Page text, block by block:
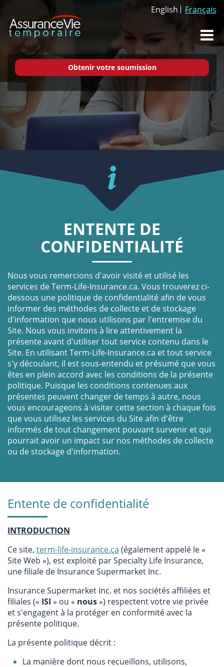
English Français
ENTENTE DE
CONFIDENTIALITÉ
Nous vous remercions d'avoir visité et utilisé les
services de Term-Life-Insurance.ca. Vous trouverez ci-
dessous une politique de confidentialité afin de vous
informer des méthodes de collecte et de stockage
d'information que nous utilisons par l'entremise du
Site. Nous vous invitons à lire attentivement la
présente avant d'utiliser tout service contenu dans le
Site. En utilisant Term-Life-Insurance.ca et tout service
s'y découlant, il est sous-entendu et présumé que vous
êtes en plein accord avec les conditions de la présente
politique. Puisque les conditions contenues aux
présentes peuvent changer de temps à autre, nous
vous encourageons à visiter cette section à chaque fois
que vous utilisez les services du Site afin d'être
informés de tout changement pouvant survenir et qui
pourrait avoir un impact sur nos méthodes de collecte
ou de stockage d'information.
Entente de confidentialité
INTRODUCTION
Ce site, term-life-insurance.ca (également appelé le «
Site Web »), est exploité par Specialty Life Insurance,
une filiale de Insurance Supermarket Inc.
Insurance Supermarket Inc. et nos sociétés affiliées et
filiales (« ISI » ou « nous») respectent votre vie privée
et s'engagent à la protéger en conformité avec la
présente politique.
La présente politique décrit :
La manière dont nous recueillons, utilisons,